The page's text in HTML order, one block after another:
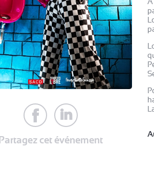
Partagez cet événement